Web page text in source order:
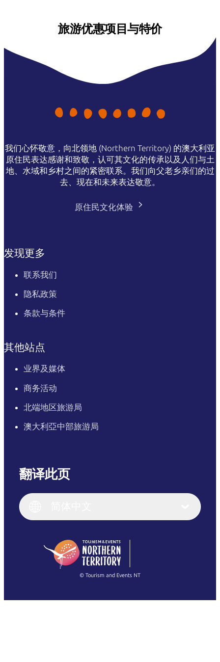
旅游优惠项目与特价
我们心怀敬意，向北领地 (Northern Territory) 的澳大利亚
原住民表达感谢和致敬，认可其文化的传承以及人们与土
地、水域和乡村之间的紧密联系。我们向父老乡亲们的过
去、现在和未来表达敬意。
原住民文化体验
发现更多
联系我们
隐私政策
条款与条件
其他站点
业界及媒体
商务活动
北端地区旅游局
澳大利亞中部旅游局
翻译此页
English (US)
English
(Singapore)
Français
繁體中文
© Tourism and Events NT